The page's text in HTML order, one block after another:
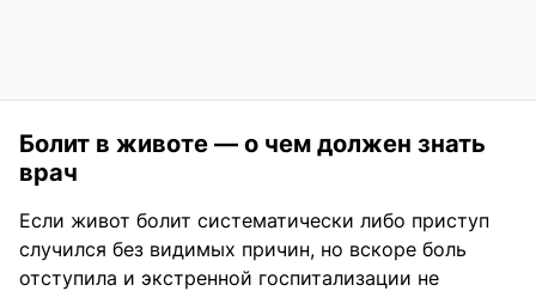
Болит в животе — о чем должен знать
врач
Если живот болит систематически либо приступ
случился без видимых причин, но вскоре боль
отступила и экстренной госпитализации не